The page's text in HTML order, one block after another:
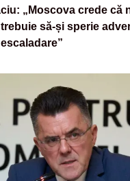
„Moscova crede că
să-și sperie